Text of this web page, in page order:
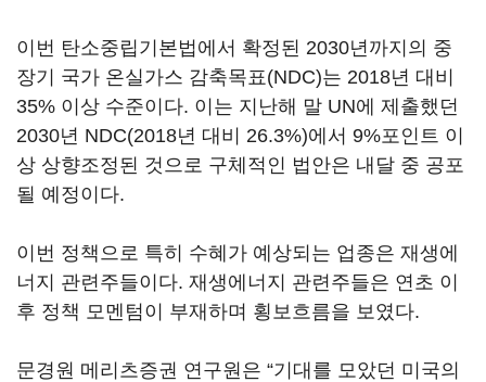
이번 탄소중립기본법에서 확정된 2030년까지의 중
장기 국가 온실가스 감축목표(NDC)는 2018년 대비
35% 이상 수준이다. 이는 지난해 말 UN에 제출했던
2030년 NDC(2018년 대비 26.3%)에서 9%포인트 이
상 상향조정된 것으로 구체적인 법안은 내달 중 공포
될 예정이다.
이번 정책으로 특히 수혜가 예상되는 업종은 재생에
너지 관련주들이다. 재생에너지 관련주들은 연초 이
후 정책 모멘텀이 부재하며 횡보흐름을 보였다.
문경원 메리츠증권 연구원은 “기대를 모았던 미국의